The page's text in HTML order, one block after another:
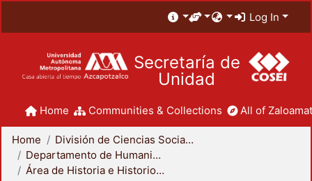
Log In
Secretaría de
Unidad
Home Communities & Collections All of
Home
División de Ciencias Sociales y Humanidades
Departamento de Humanidades
Área de Historia e Historiografía